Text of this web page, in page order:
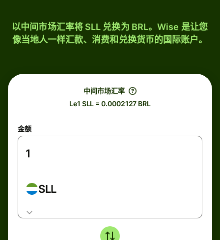
以中间市场汇率将 SLL 兑换为 BRL。Wise 是让您
像当地人一样汇款、消费和兑换货币的国际账户。
中间市场汇率
Le1 SLL = 0.0002127 BRL
金额
SLL